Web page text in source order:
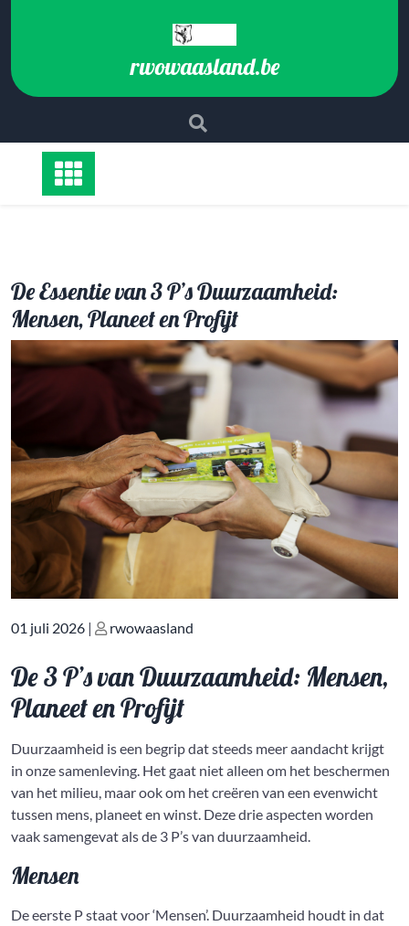
inhoud
rwowaasland.be
De Essentie van 3 P’s Duurzaamheid:
Mensen, Planeet en Profijt
Geplaatst
01 juli 2026 | Geplaatst
rwowaasland
De 3 P’s van Duurzaamheid: Mensen,
Planeet en Profijt
Duurzaamheid is een begrip dat steeds meer aandacht krijgt
in onze samenleving. Het gaat niet alleen om het beschermen
van het milieu, maar ook om het creëren van een evenwicht
tussen mens, planeet en winst. Deze drie aspecten worden
vaak samengevat als de 3 P’s van duurzaamheid.
Mensen
De eerste P staat voor ‘Mensen’. Duurzaamheid houdt in dat